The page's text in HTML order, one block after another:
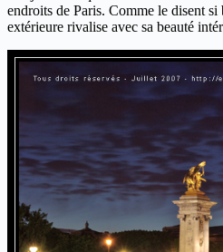
endroits de Paris. Comme le disent si
extérieure rivalise avec sa beauté